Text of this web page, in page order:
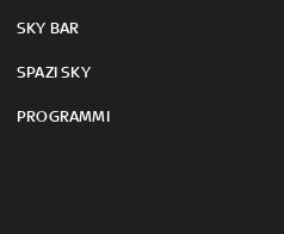
SKY BAR
SPAZI SKY
PROGRAMMI